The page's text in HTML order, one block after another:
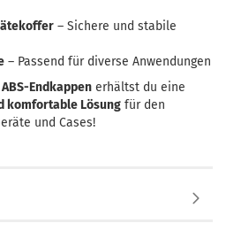
– Sichere und stabile
– Passend für diverse Anwendungen
Endkappen erhältst du eine
komfortable Lösung für den
und Cases!